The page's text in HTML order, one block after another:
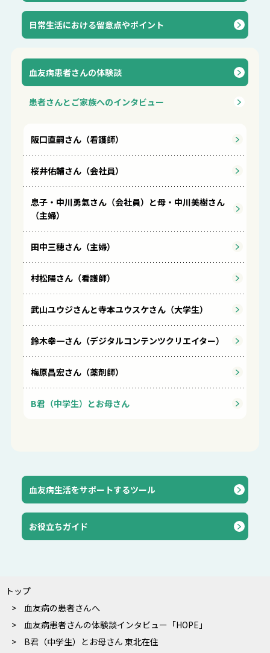
⽇常⽣活における留意点やポイント
血友病患者さんの体験談
患者さんとご家族へのインタビュー
阪口直嗣さん（看護師）
桜井佑輔さん（会社員）
息子・中川勇氣さん（会社員）と母・中川美樹さん
（主婦）
田中三穂さん（主婦）
村松陽さん（看護師）
武山ユウジさんと寺本ユウスケさん（大学生）
鈴木幸一さん（デジタルコンテンツクリエイター）
梅原昌宏さん（薬剤師）
B君（中学生）とお母さん
血友病生活をサポートするツール
お役立ちガイド
トップ
血友病の患者さんへ
血友病患者さんの体験談インタビュー「HOPE」
B君（中学生）とお母さん 東北在住